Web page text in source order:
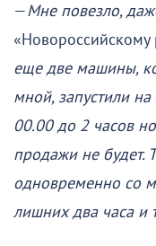
—Мне повезло,
еще две машины,
мной, запустили
00.00 до 2 часов
продажи не будет.
одновременно со
лишних два часа и